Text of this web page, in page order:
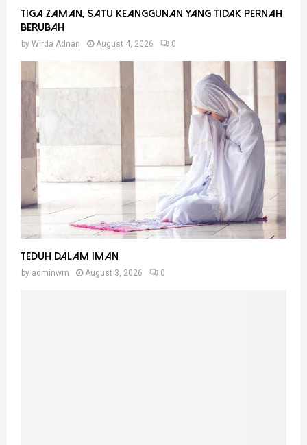
Tiga Zaman, Satu Keanggunan Yang Tidak Pernah
Berubah
by Wirda Adnan August 4, 2026 0
Teduh Dalam Iman
by adminwm August 3, 2026 0